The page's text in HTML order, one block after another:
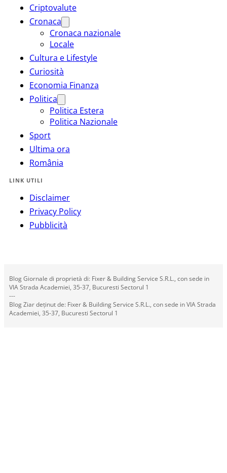
Criptovalute
Cronaca
Cronaca nazionale
Locale
Cultura e Lifestyle
Curiosità
Economia Finanza
Politica
Politica Estera
Politica Nazionale
Sport
Ultima ora
România
LINK UTILI
Disclaimer
Privacy Policy
Pubblicità
Blog Giornale di proprietà di: Fixer & Building Service S.R.L., con sede in
VIA Strada Academiei, 35-37, Bucuresti Sectorul 1
---
Blog Ziar deținut de: Fixer & Building Service S.R.L., con sede in VIA Strada
Academiei, 35-37, Bucuresti Sectorul 1